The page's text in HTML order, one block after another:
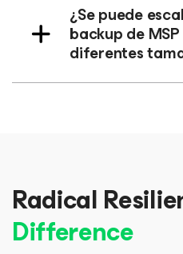
¿Se puede
backup de
diferentes
Radical
Difference